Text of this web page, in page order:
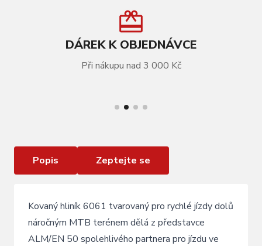
DÁREK K OBJEDNÁVCE
Při nákupu nad 3 000 Kč
Popis Zeptejte se
Kovaný hliník 6061 tvarovaný pro rychlé jízdy dolů
náročným MTB terénem dělá z představce
ALM/EN 50 spolehlivého partnera pro jízdu ve